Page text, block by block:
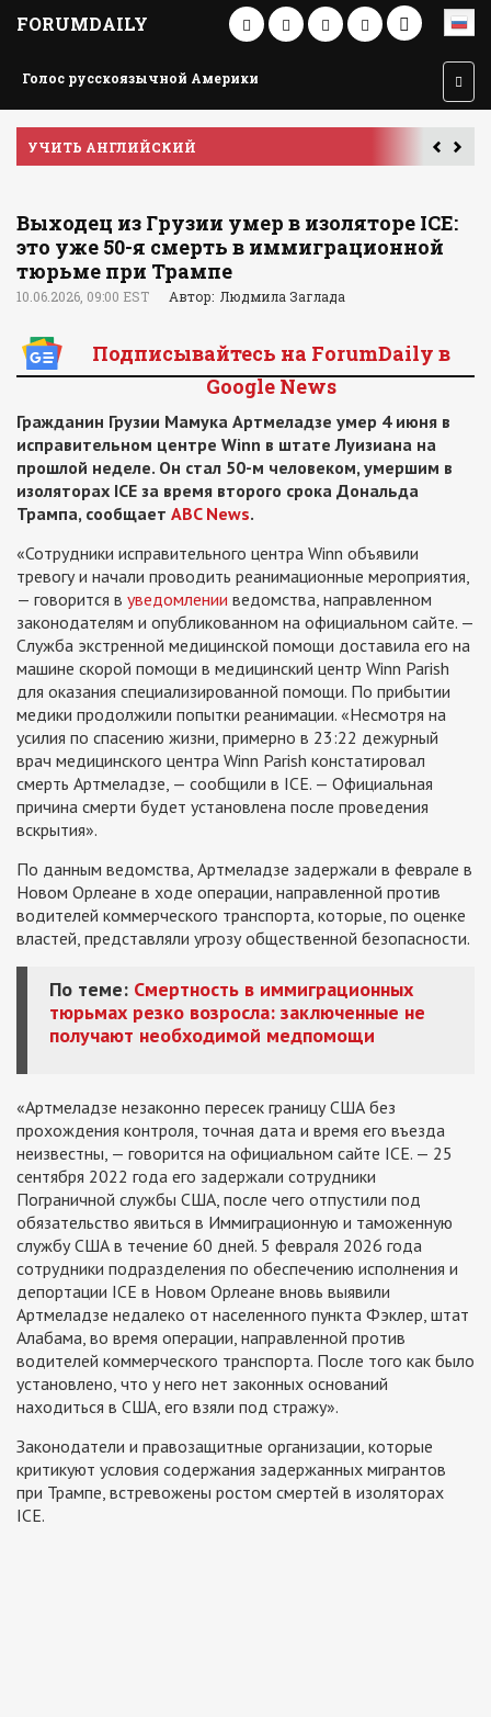
FORUMDAILY
Голос русскоязычной Америки
УЧИТЬ АНГЛИЙСКИЙ
Выходец из Грузии умер в изоляторе ICE:
это уже 50-я смерть в иммиграционной
тюрьме при Трампе
10.06.2026, 09:00 EST Автор: Людмила Заглада
Подписывайтесь на ForumDaily в
Google News
Гражданин Грузии Мамука Артмеладзе умер 4 июня в
исправительном центре Winn в штате Луизиана на
прошлой неделе. Он стал 50-м человеком, умершим в
изоляторах ICE за время второго срока Дональда
Трампа, сообщает ABC News.
«Сотрудники исправительного центра Winn объявили
тревогу и начали проводить реанимационные мероприятия,
— говорится в уведомлении ведомства, направленном
законодателям и опубликованном на официальном сайте. —
Служба экстренной медицинской помощи доставила его на
машине скорой помощи в медицинский центр Winn Parish
для оказания специализированной помощи. По прибытии
медики продолжили попытки реанимации. «Несмотря на
усилия по спасению жизни, примерно в 23:22 дежурный
врач медицинского центра Winn Parish констатировал
смерть Артмеладзе, — сообщили в ICE. — Официальная
причина смерти будет установлена после проведения
вскрытия».
По данным ведомства, Артмеладзе задержали в феврале в
Новом Орлеане в ходе операции, направленной против
водителей коммерческого транспорта, которые, по оценке
властей, представляли угрозу общественной безопасности.
По теме: Смертность в иммиграционных
тюрьмах резко возросла: заключенные не
получают необходимой медпомощи
«Артмеладзе незаконно пересек границу США без
прохождения контроля, точная дата и время его въезда
неизвестны, — говорится на официальном сайте ICE. — 25
сентября 2022 года его задержали сотрудники
Пограничной службы США, после чего отпустили под
обязательство явиться в Иммиграционную и таможенную
службу США в течение 60 дней. 5 февраля 2026 года
сотрудники подразделения по обеспечению исполнения и
депортации ICE в Новом Орлеане вновь выявили
Артмеладзе недалеко от населенного пункта Фэклер, штат
Алабама, во время операции, направленной против
водителей коммерческого транспорта. После того как было
установлено, что у него нет законных оснований
находиться в США, его взяли под стражу».
Законодатели и правозащитные организации, которые
критикуют условия содержания задержанных мигрантов
при Трампе, встревожены ростом смертей в изоляторах
ICE.